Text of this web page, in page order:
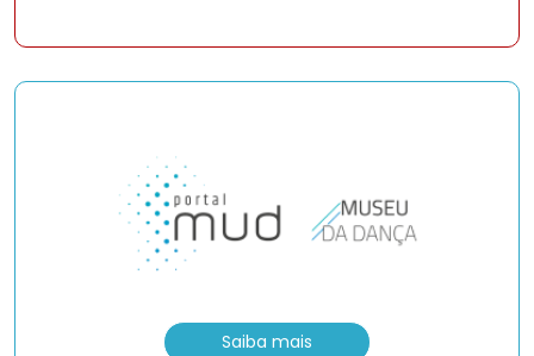
Saiba mais